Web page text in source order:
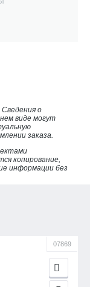
о
виде могут
заказа.
копирование,
информации без
07869